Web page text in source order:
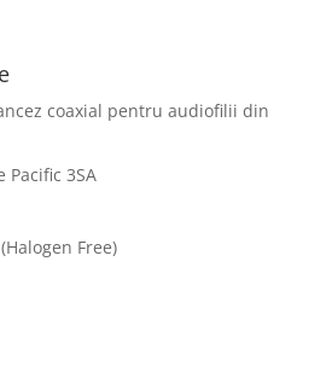
coaxial pentru audiofilii din
Pacific 3SA
Free)